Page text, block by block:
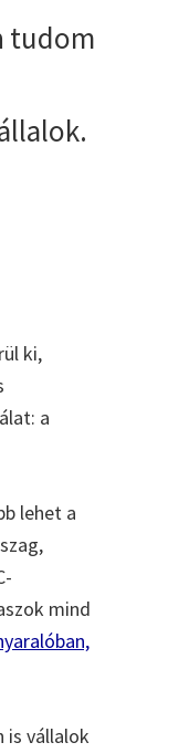
tudom
ki,
a
lehet a
mind
is vállalok